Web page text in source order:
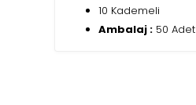
10 Kademeli
Ambalaj :50 Adet